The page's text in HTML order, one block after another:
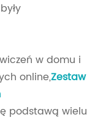
w domu i
online,Zestaw
podstawą wielu